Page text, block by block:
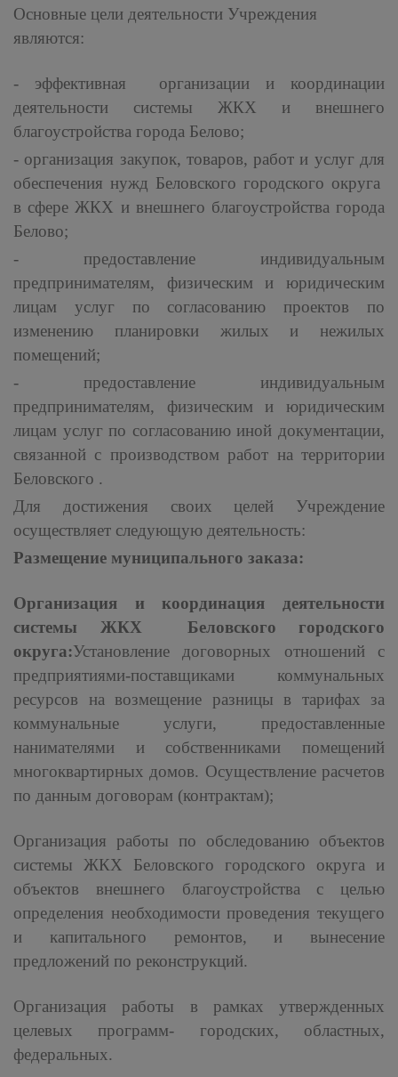
Основные цели деятельности Учреждения
являются:
- эффективная организации и координации
деятельности системы ЖКХ и внешнего
благоустройства города Белово;
- организация закупок, товаров, работ и услуг для
обеспечения нужд Беловского городского округа
в сфере ЖКХ и внешнего благоустройства города
Белово;
- предоставление индивидуальным
предпринимателям, физическим и юридическим
лицам услуг по согласованию проектов по
изменению планировки жилых и нежилых
помещений;
- предоставление индивидуальным
предпринимателям, физическим и юридическим
лицам услуг по согласованию иной документации,
связанной с производством работ на территории
Беловского .
Для достижения своих целей Учреждение
осуществляет следующую деятельность:
Размещение муниципального заказа:
Организация и координация деятельности
системы ЖКХ Беловского городского
округа:Установление договорных отношений с
предприятиями-поставщиками коммунальных
ресурсов на возмещение разницы в тарифах за
коммунальные услуги, предоставленные
нанимателями и собственниками помещений
многоквартирных домов. Осуществление расчетов
по данным договорам (контрактам);
Организация работы по обследованию объектов
системы ЖКХ Беловского городского округа и
объектов внешнего благоустройства с целью
определения необходимости проведения текущего
и капитального ремонтов, и вынесение
предложений по реконструкций.
Организация работы в рамках утвержденных
целевых программ- городских, областных,
федеральных.